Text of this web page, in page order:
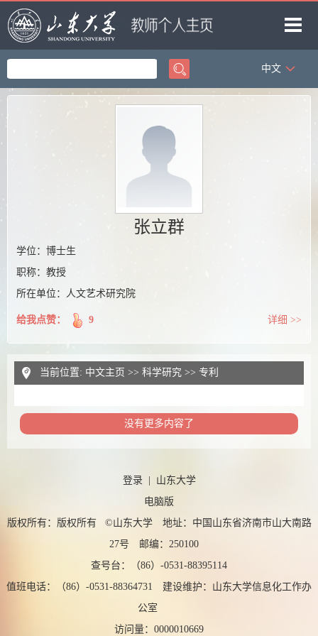
首页
中文
张立群
学位：博士生
职称：教授
所在单位：人文艺术研究院
给我点赞： 9 详细 >>
当前位置: 中文主页 >> 科学研究 >> 专利
没有更多内容了
登录| 山东大学
电脑版
版权所有：版权所有 ©山东大学 地址：中国山东省济南市山大南路
27号 邮编：250100
查号台：（86）-0531-88395114
值班电话：（86）-0531-88364731 建设维护：山东大学信息化工作办
公室
访问量： 0000010669